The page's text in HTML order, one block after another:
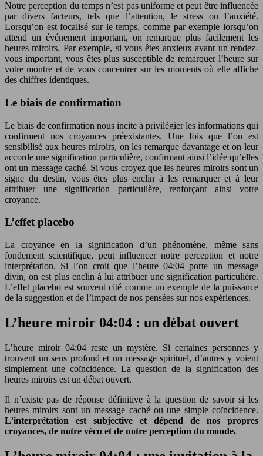
Notre perception du temps n’est pas uniforme et peut être influencée
par divers facteurs, tels que l’attention, le stress ou l’anxiété.
Lorsqu’on est focalisé sur le temps, comme par exemple lorsqu’on
attend un événement important, on remarque plus facilement les
heures miroirs. Par exemple, si vous êtes anxieux avant un rendez-
vous important, vous êtes plus susceptible de remarquer l’heure sur
votre montre et de vous concentrer sur les moments où elle affiche
des chiffres identiques.
Le biais de confirmation
Le biais de confirmation nous incite à privilégier les informations qui
confirment nos croyances préexistantes. Une fois que l’on est
sensibilisé aux heures miroirs, on les remarque davantage et on leur
accorde une signification particulière, confirmant ainsi l’idée qu’elles
ont un message caché. Si vous croyez que les heures miroirs sont un
signe du destin, vous êtes plus enclin à les remarquer et à leur
attribuer une signification particulière, renforçant ainsi votre
croyance.
L’effet placebo
La croyance en la signification d’un phénomène, même sans
fondement scientifique, peut influencer notre perception et notre
interprétation. Si l’on croit que l’heure 04:04 porte un message
divin, on est plus enclin à lui attribuer une signification particulière.
L’effet placebo est souvent cité comme un exemple de la puissance
de la suggestion et de l’impact de nos pensées sur nos expériences.
L’heure miroir 04:04 : un débat ouvert
L’heure miroir 04:04 reste un mystère. Si certaines personnes y
trouvent un sens profond et un message spirituel, d’autres y voient
simplement une coïncidence. La question de la signification des
heures miroirs est un débat ouvert.
Il n’existe pas de réponse définitive à la question de savoir si les
heures miroirs sont un message caché ou une simple coïncidence.
L’interprétation est subjective et dépend de nos propres
croyances, de notre vécu et de notre perception du monde.